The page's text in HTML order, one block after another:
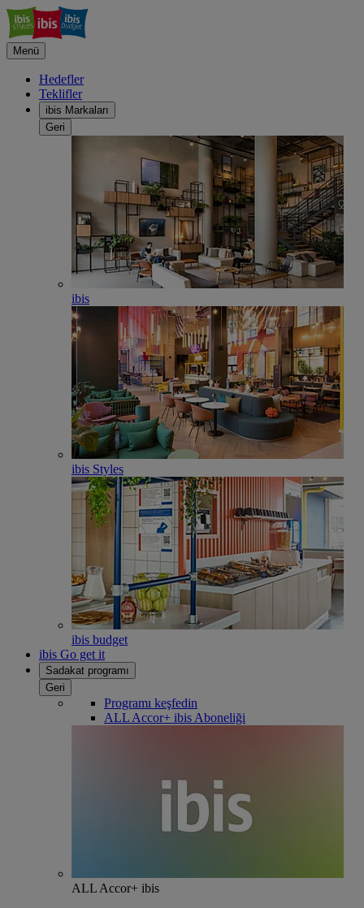
Menü
Hedefler
Teklifler
ibis Markaları
Geri
ibis
ibis Styles
ibis budget
ibis Go get it
Sadakat programı
Geri
Programı keşfedin
ALL Accor+ ibis Aboneliği
ALL Accor+ ibis